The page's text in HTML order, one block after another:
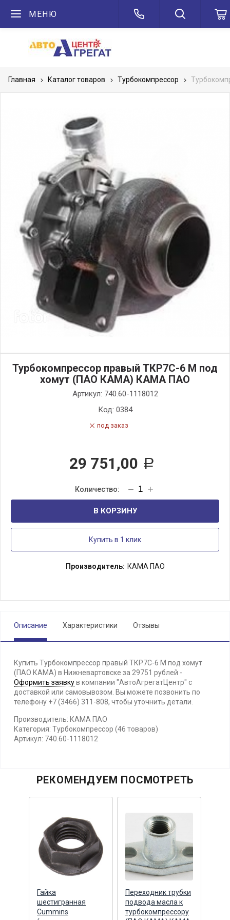
МЕНЮ
Главная Каталог товаров Турбокомпрессор
Турбокомпрессор правый ТКР7С-6 М под
хомут (ПАО КАМА) КАМА ПАО
Артикул: 740.60-1118012
Код: 0384
под заказ
29 751,00 Р
В КОРЗИНУ
Купить в 1 клик
Производитель: КАМА ПАО
Описание Характеристики Отзывы
Купить Турбокомпрессор правый ТКР7С-6 М под хомут
(ПАО КАМА) в Нижневартовске за 29751 рублей -
Оформить заявкув компании "АвтоАгрегатЦентр" с
доставкой или самовывозом. Вы можете позвонить по
телефону +7 (3466) 311-808, чтобы уточнить детали.
Производитель: КАМА ПАО
Категория: Турбокомпрессор (46 товаров)
Артикул: 740.60-1118012
РЕКОМЕНДУЕМ ПОСМОТРЕТЬ
Гайка
шестигранная
Cummins
Переходник трубки
подвода масла к
турбокомпрессору